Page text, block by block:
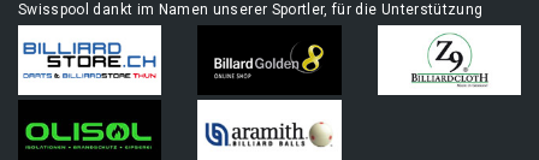
Swisspool dankt im Namen unserer Sportler, für die Unterstützung